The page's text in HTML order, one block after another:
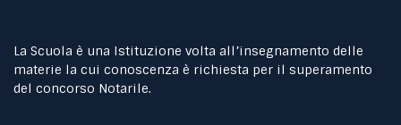
La Scuola è una Istituzione volta all’insegnamento delle
materie la cui conoscenza è richiesta per il superamento
del concorso Notarile.